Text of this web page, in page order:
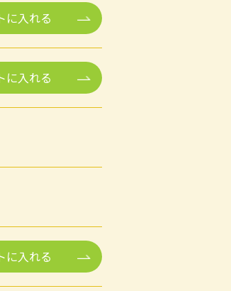
に入れる
に入れる
に入れる